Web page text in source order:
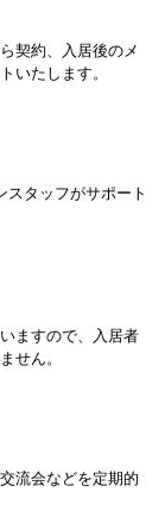
契約、入居後のメ
いたします。
スタッフがサポート
ますので、入居者
せん。
流会などを定期的